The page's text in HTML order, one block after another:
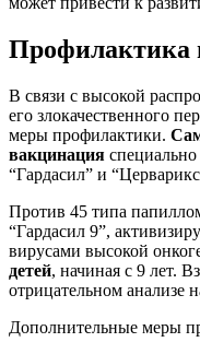
Профилактика
В связи с высокой
его злокачественного
меры профилактики.
вакцинация
“Гардасил” и
Против 45 типа
“Гардасил 9”,
вирусами высокой
детей, начиная с 9 лет.
отрицательном анализе
Дополнительные меры